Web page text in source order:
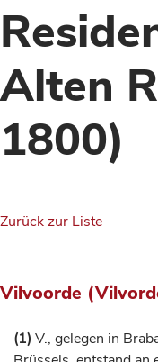
Alten
1800)
Zurück zur Liste
Vilvoorde
(1) V., gelegen in